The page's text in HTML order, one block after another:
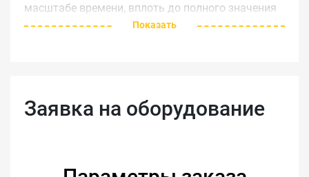
масштабе времени, вплоть до полного значения
полосы пропускания, одинаковую длину памяти
моделях. Возможности выполнения быстрого
преобразования Фурье (БПФ), а также
анализировать работу схем, определять их
Показать
Заявка на оборудование